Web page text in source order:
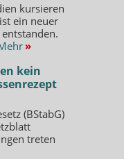
kursieren
ein neuer
»
kein
(BStabG)
treten